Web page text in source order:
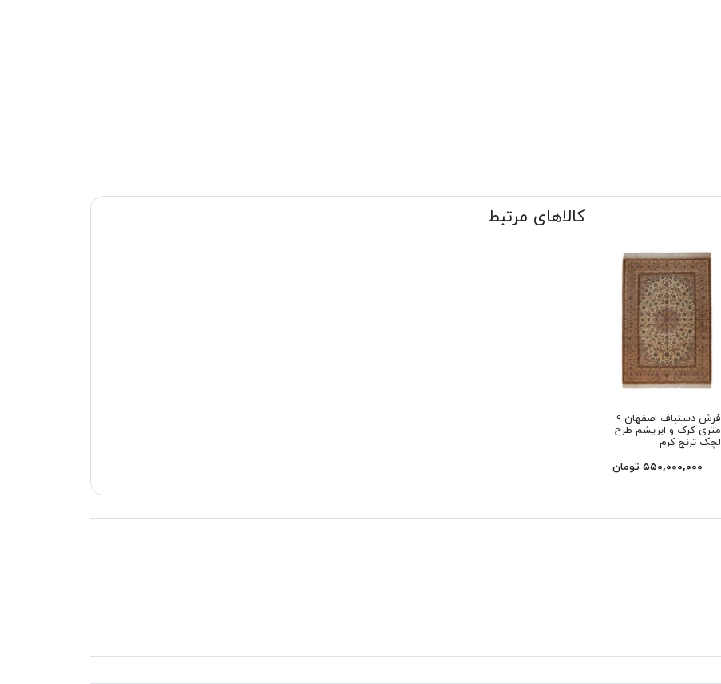
کالاهای مرتبط
فرش دستباف اصفهان ۹
متری کرک و ابریشم طرح
لچک ترنج کرم
۵۵۰,۰۰۰,۰۰۰ تومان